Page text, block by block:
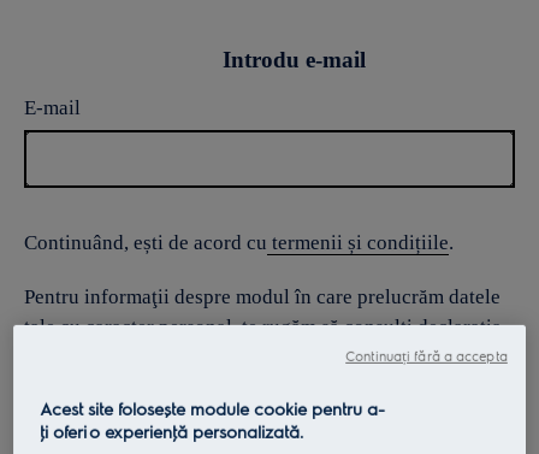
Introdu e-mail
E-mail
Continuând, ești de acord cu termenii și condițiile.
Pentru informaţii despre modul în care prelucrăm datele
tale cu caracter personal, te rugăm să consulţi declaraţia
Acest site folosește module cookie pentru a-
ţi oferi o experienţă personalizată.
Continuați fără a accepta